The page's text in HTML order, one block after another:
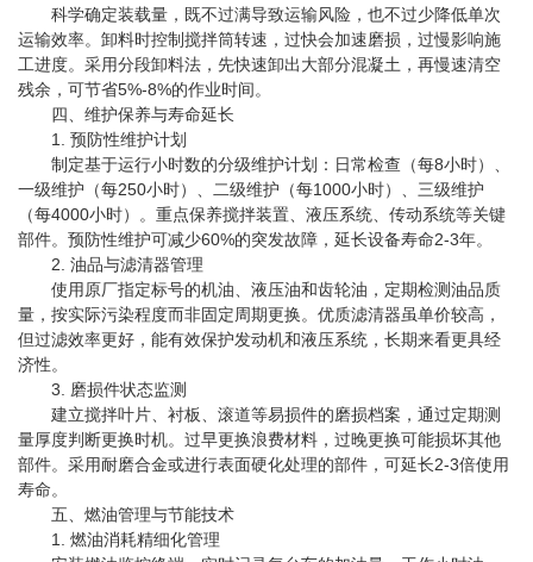
科学确定装载量，既不过满导致运输风险，也不过少降低单次
运输效率。卸料时控制搅拌筒转速，过快会加速磨损，过慢影响施
工进度。采用分段卸料法，先快速卸出大部分混凝土，再慢速清空
残余，可节省5%-8%的作业时间。
四、维护保养与寿命延长
1. 预防性维护计划
制定基于运行小时数的分级维护计划：日常检查（每8小时）、
一级维护（每250小时）、二级维护（每1000小时）、三级维护
（每4000小时）。重点保养搅拌装置、液压系统、传动系统等关键
部件。预防性维护可减少60%的突发故障，延长设备寿命2-3年。
2. 油品与滤清器管理
使用原厂指定标号的机油、液压油和齿轮油，定期检测油品质
量，按实际污染程度而非固定周期更换。优质滤清器虽单价较高，
但过滤效率更好，能有效保护发动机和液压系统，长期来看更具经
济性。
3. 磨损件状态监测
建立搅拌叶片、衬板、滚道等易损件的磨损档案，通过定期测
量厚度判断更换时机。过早更换浪费材料，过晚更换可能损坏其他
部件。采用耐磨合金或进行表面硬化处理的部件，可延长2-3倍使用
寿命。
五、燃油管理与节能技术
1. 燃油消耗精细化管理